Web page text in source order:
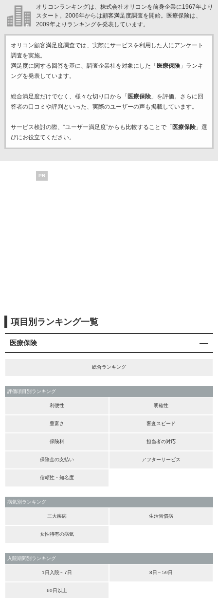
オリコンランキングは、株式会社オリコンを前身企業に1967年より
スタート。2006年からは顧客満足度調査を開始。医療保険は、
2009年よりランキングを発表しています。
オリコン顧客満足度調査では、実際にサービスを利用した 人にアンケート
調査を実施。
満足度に関する回答を基に、調査企業社を対象にした「 医療保険」ランキ
ングを発表しています。
総合満足度だけでなく、様々な切り口から「 医療保険」を評価。さらに回
答者の口コミや評判といった、実際のユーザーの声も掲載しています。
サービス検討の際、“ユーザー満足度”からも比較することで「 医療保険」選
びにお役立てください。
PR
項目別ランキング一覧
医療保険
総合ランキング
評価項目別ランキング
利便性 明確性
豊富さ 審査スピード
保険料 担当者の対応
保険金の支払い アフターサービス
信頼性・知名度
病気別ランキング
三大疾病 生活習慣病
女性特有の病気
入院期間別ランキング
1日入院～7日 8日～59日
60日以上